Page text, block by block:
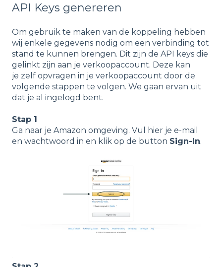
API Keys genereren
Om gebruik te maken van de koppeling hebben
wij enkele gegevens nodig om een verbinding tot
stand te kunnen brengen. Dit zijn de API keys die
gelinkt zijn aan je verkoopaccount. Deze kan
je zelf opvragen in je verkoopaccount door de
volgende stappen te volgen. We gaan ervan uit
dat je al ingelogd bent.
Stap 1
Ga naar je Amazon omgeving. Vul hier je e-mail
en wachtwoord in en klik op de button Sign-In.